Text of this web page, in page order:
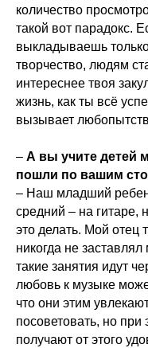
количество
такой вот парадокс.
выкладываешь
творчество, людям
интереснее твоя
жизнь, как ты всё
вызывает
– А вы учите детей
пошли по вашим
– Наш младший
средний – на гитаре,
это делать. Мой отец
никогда не
такие занятия идут
любовь к музыке
что они этим
посоветовать, но
получают от этого